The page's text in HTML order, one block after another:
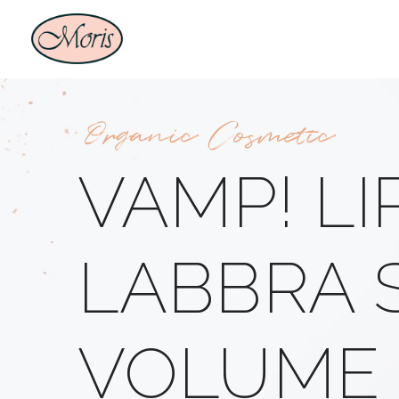
Organic Cosmetic
VAMP!
LABBRA